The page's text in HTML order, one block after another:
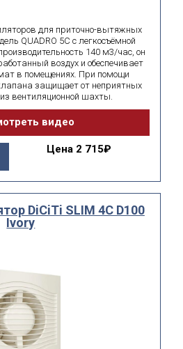
для приточно-вытяжных
QUADRO 5C с легкосъёмной
140 м3/час, он
воздух и обеспечивает
в помещениях. При помощи
защищает от неприятных
вентиляционной шахты.
Цена 2 715₽
DiCiTi SLIM 4C D100
Ivory